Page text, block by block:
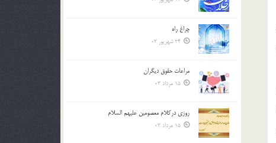
چراغ راه
24 شهریور 03
مراعات حقوق ديگران
15 مرداد 03
روزي دركلام معصومين عليهم السلام
15 مرداد 03